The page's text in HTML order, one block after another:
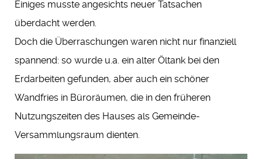
Einiges musste angesichts neuer Tatsachen
überdacht werden.
Doch die Überraschungen waren nicht nur finanziell
spannend: so wurde u.a. ein alter Öltank bei den
Erdarbeiten gefunden, aber auch ein schöner
Wandfries in Büroräumen, die in den früheren
Nutzungszeiten des Hauses als Gemeinde-
Versammlungsraum dienten.